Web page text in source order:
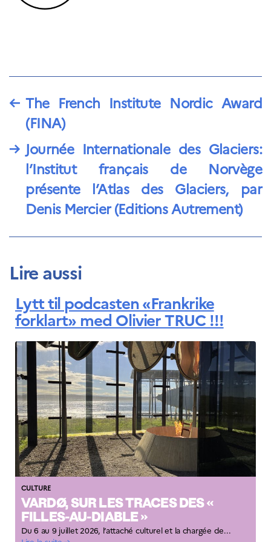
← The French Institute Nordic Award
(FINA)
→ Journée Internationale des Glaciers:
l’Institut français de Norvège
présente l’Atlas des Glaciers, par
Denis Mercier (Editions Autrement)
Lire aussi
Lytt til podcasten «Frankrike
forklart» med Olivier TRUC !!!
CULTURE
VARDØ, SUR LES TRACES DES «
FILLES-AU-DIABLE »
Du 6 au 9 juillet 2026, l’attaché culturel et la chargée de...